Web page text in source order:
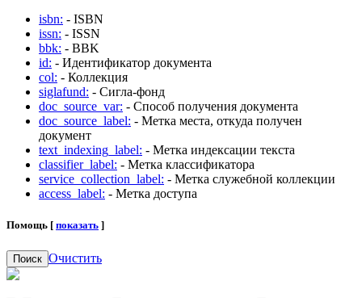
isbn: - ISBN
issn: - ISSN
bbk: - BBK
id: - Идентификатор документа
col: - Коллекция
siglafund: - Сигла-фонд
doc_source_var: - Способ получения документа
doc_source_label: - Метка места, откуда получен
документ
text_indexing_label: - Метка индексации текста
classifier_label: - Метка классификатора
service_collection_label: - Метка служебной коллекции
access_label: - Метка доступа
Помощь [ показать ]
Поиск Очистить